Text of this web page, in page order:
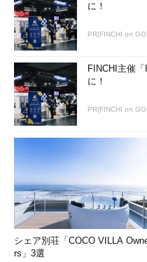
に！
PR(FINCHI on
FINCHI主催
に！
PR(FINCHI on
シェア別荘「COCO VILLA
rs」3選